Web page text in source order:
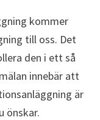
kommer
till oss. Det
den i ett så
innebär att
är
önskar.